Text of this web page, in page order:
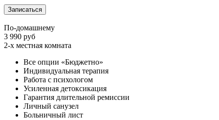
Записаться
По-домашнему
3 990 руб
2-х местная комната
Все опции «Бюджетно»
Индивидуальная терапия
Работа с психологом
Усиленная детоксикация
Гарантия длительной ремиссии
Личный санузел
Больничный лист